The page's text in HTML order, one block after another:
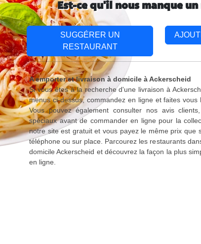
Est-ce qu'il nous manque
SUGGÉRER UN
RESTAURANT
A emporter et livraison à domicile à Ackerscheid
Si vous êtes à la recherche d'une livraison à
menus ci-dessus, commandez en ligne et faites vous
Vous pouvez également consulter nos avis
spéciaux avant de commander en ligne pour la
notre site est gratuit et vous payez le même prix que
téléphone ou sur place. Parcourez les restaurants
domicile Ackerscheid et découvrez la façon la plus
en ligne.